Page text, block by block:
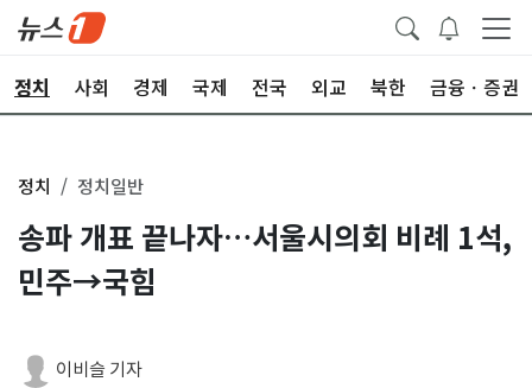
정치 사회 경제 국제 전국 외교 북한 금융ㆍ증권
정치 정치일반
송파 개표 끝나자…서울시의회 비례 1석,
민주→국힘
이비슬 기자